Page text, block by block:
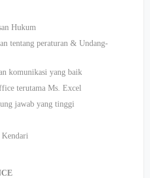
Hukum
tentang peraturan & Undang-
komunikasi yang baik
terutama Ms. Excel
jawab yang tinggi
Kendari